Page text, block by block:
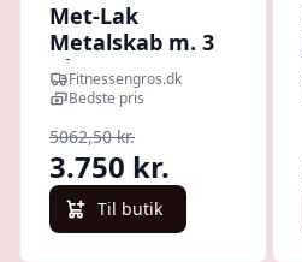
Met-Lak
Metalskab m. 3
Låger - Demo
Fitnessengros.dk
Bedste pris
5062,50 kr.
3.750 kr.
Til butik